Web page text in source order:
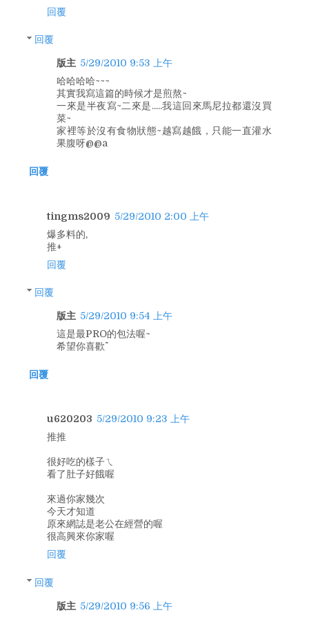
回覆
回覆
版主 5/29/2010 9:53 上午
哈哈哈哈~~~
其實我寫這篇的時候才是煎熬~
一來是半夜寫~二來是.....我這回來馬尼拉都還沒買
菜~
家裡等於沒有食物狀態~越寫越餓，只能一直灌水
果腹呀@@a
回覆
tingms2009 5/29/2010 2:00 上午
爆多料的,
推+
回覆
回覆
版主 5/29/2010 9:54 上午
這是最PRO的包法喔~
希望你喜歡^^
回覆
u620203 5/29/2010 9:23 上午
推推
很好吃的樣子ㄟ
看了肚子好餓喔
來過你家幾次
今天才知道
原來網誌是老公在經營的喔
很高興來你家喔
回覆
回覆
版主 5/29/2010 9:56 上午